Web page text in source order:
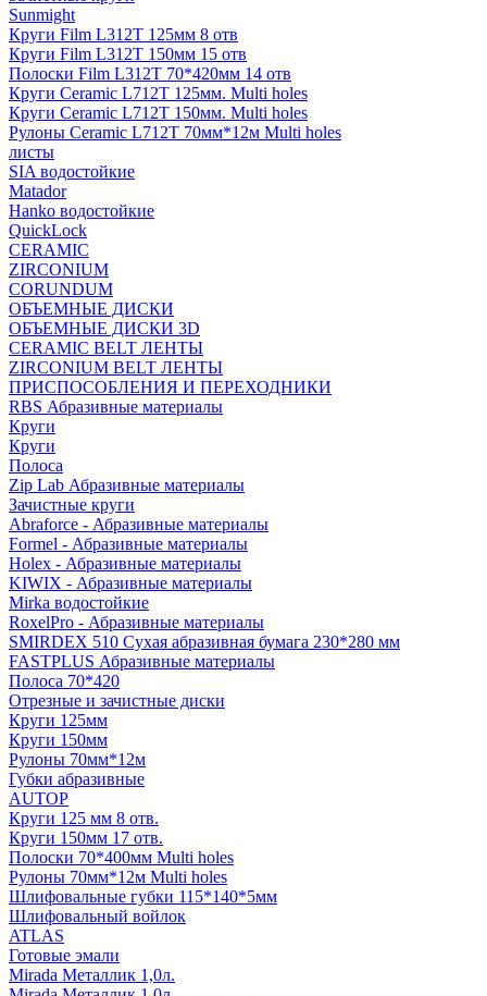
Sunmight
Круги Film L312T 125мм 8 отв
Круги Film L312T 150мм 15 отв
Полоски Film L312T 70*420мм 14 отв
Круги Ceramic L712T 125мм. Multi holes
Круги Ceramic L712T 150мм. Multi holes
Рулоны Ceramic L712T 70мм*12м Multi holes
листы
SIA водостойкие
Matador
Hanko водостойкие
QuickLock
CERAMIC
ZIRCONIUM
СORUNDUM
ОБЪЕМНЫЕ ДИСКИ
ОБЪЕМНЫЕ ДИСКИ 3D
CERAMIC BELT ЛЕНТЫ
ZIRCONIUM BELT ЛЕНТЫ
ПРИСПОСОБЛЕНИЯ И ПЕРЕХОДНИКИ
RBS Абразивные материалы
Круги
Круги
Полоса
Zip Lab Абразивные материалы
Зачистные круги
Abraforce - Абразивные материалы
Formel - Абразивные материалы
Holex - Абразивные материалы
KIWIX - Абразивные материалы
Mirka водостойкие
RoxelPro - Абразивные материалы
SMIRDEX 510 Сухая абразивная бумага 230*280 мм
FASTPLUS Абразивные материалы
Полоса 70*420
Отрезные и зачистные диски
Круги 125мм
Круги 150мм
Рулоны 70мм*12м
Губки абразивные
AUTOP
Круги 125 мм 8 отв.
Круги 150мм 17 отв.
Полоски 70*400мм Multi holes
Рулоны 70мм*12м Multi holes
Шлифовальные губки 115*140*5мм
Шлифовальный войлок
ATLAS
Готовые эмали
Mirada Металлик 1,0л.